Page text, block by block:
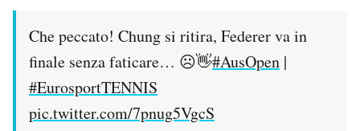
Che peccato! Chung si ritira, Federer va in
finale senza faticare… ☹️👋#AusOpen |
#EurosportTENNIS
pic.twitter.com/7pnug5VgcS